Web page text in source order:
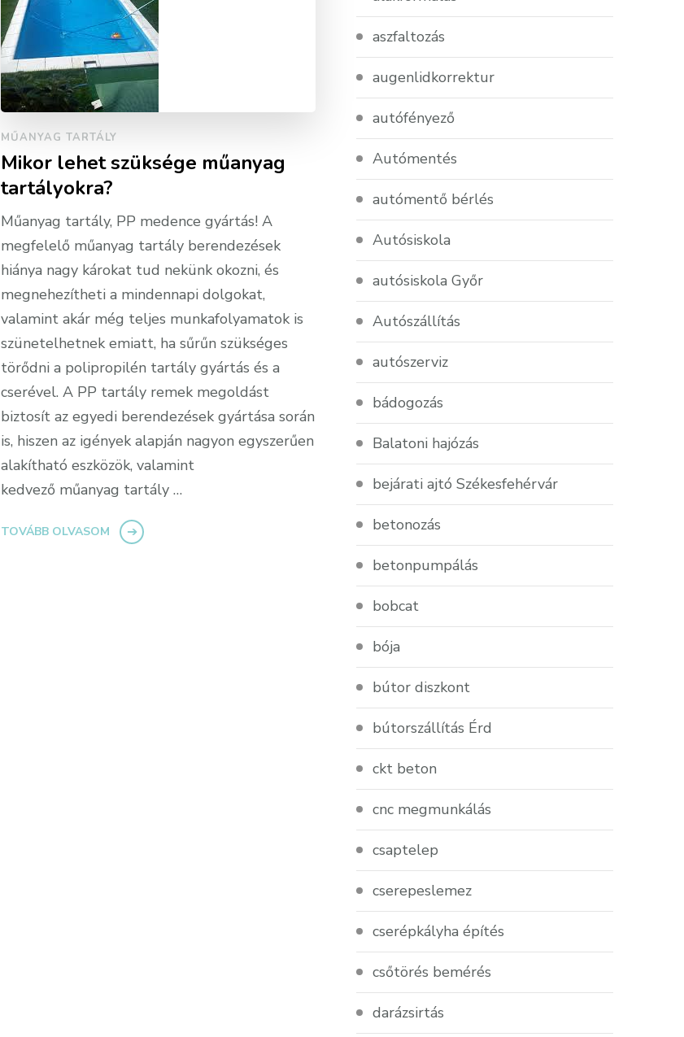
MŰANYAG TARTÁLY
Mikor lehet szüksége műanyag
tartályokra?
Műanyag tartály, PP medence gyártás! A
megfelelő műanyag tartály berendezések
hiánya nagy károkat tud nekünk okozni, és
megnehezítheti a mindennapi dolgokat,
valamint akár még teljes munkafolyamatok is
szünetelhetnek emiatt, ha sűrűn szükséges
törődni a polipropilén tartály gyártás és a
cserével. A PP tartály remek megoldást
biztosít az egyedi berendezések gyártása során
is, hiszen az igények alapján nagyon egyszerűen
alakítható eszközök, valamint
kedvező műanyag tartály …
TOVÁBB OLVASOM
aszfaltozás
augenlidkorrektur
autófényező
Autómentés
autómentő bérlés
Autósiskola
autósiskola Győr
Autószállítás
autószerviz
bádogozás
Balatoni hajózás
bejárati ajtó Székesfehérvár
betonozás
betonpumpálás
bobcat
bója
bútor diszkont
bútorszállítás Érd
ckt beton
cnc megmunkálás
csaptelep
cserepeslemez
cserépkályha építés
csőtörés bemérés
darázsirtás